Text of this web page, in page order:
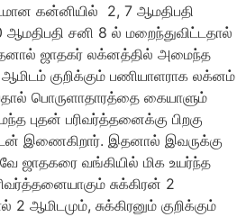
கன்னியில் 2, 7 ஆமதிபதி
சனி 8 ல் மறைந்துவிட்டதால்
ஜாதகர் லக்னத்தில் அமைந்த
குறிக்கும் பணியாளராக லக்னம்
பொருளாதாரத்தை கையாளும்
புதன் பரிவர்த்தனைக்கு பிறகு
இணைகிறார். இதனால் இவருக்கு
ஜாதகரை வங்கியில் மிக உயர்ந்த
சுக்கிரன் 2
ஆமிடமும், சுக்கிரனும் குறிக்கும்